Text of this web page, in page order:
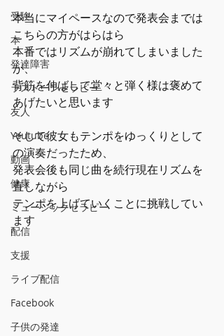
受験
本
発達障害
ラストーンセラピー
友人
Youtube
動画
健康
ミュージックセラピー
配信
支援
ライブ配信
Facebook
子供の発達
本当にマイペースなので発表会までは
こちらの方がはらはら
本番ではリズムが崩れてしまいました
が、
背筋を伸ばして堂々と弾く様は褒めて
あげたいと思います
そして彼女もテンポをゆっくりとして
の演奏だったため、
発表会後も同じ曲を続行現在リズムを
直しながら
テンポを上げていくことに挑戦してい
ます